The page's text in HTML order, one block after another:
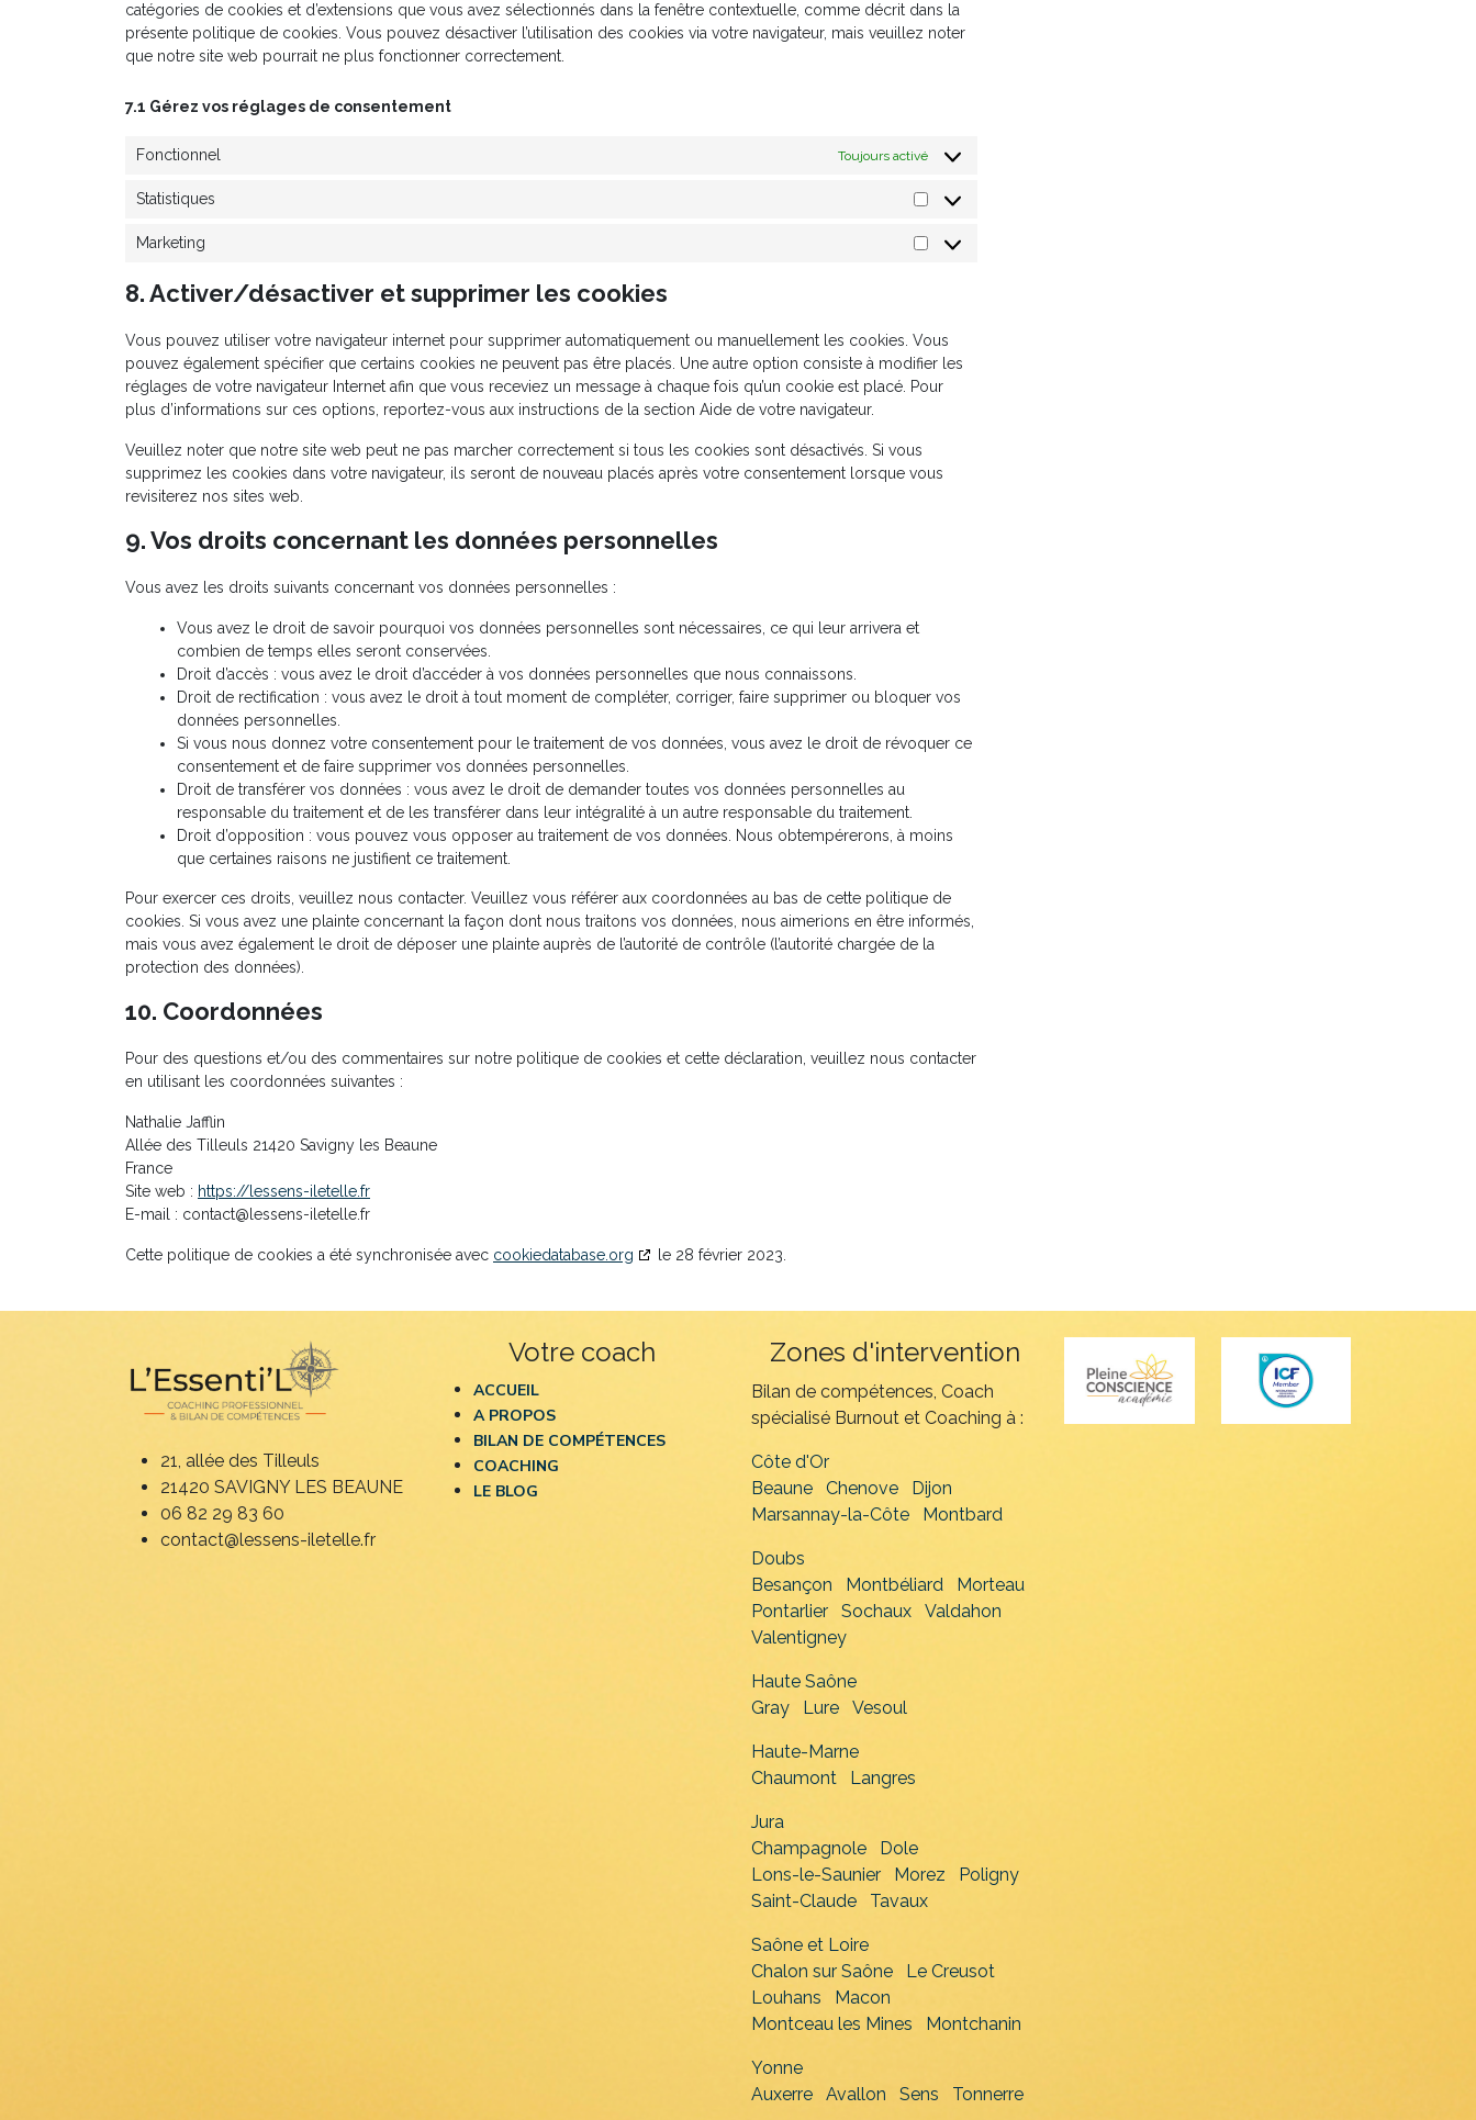
catégories de cookies et d’extensions que vous avez sélectionnés dans la fenêtre contextuelle, comme décrit dans la
présente politique de cookies. Vous pouvez désactiver l’utilisation des cookies via votre navigateur, mais veuillez noter
que notre site web pourrait ne plus fonctionner correctement.
7.1 Gérez vos réglages de consentement
Fonctionnel Toujours activé
Statistiques
Statistiques
Marketing
Marketing
8. Activer/désactiver et supprimer les cookies
Vous pouvez utiliser votre navigateur internet pour supprimer automatiquement ou manuellement les cookies. Vous
pouvez également spécifier que certains cookies ne peuvent pas être placés. Une autre option consiste à modifier les
réglages de votre navigateur Internet afin que vous receviez un message à chaque fois qu’un cookie est placé. Pour
plus d’informations sur ces options, reportez-vous aux instructions de la section Aide de votre navigateur.
Veuillez noter que notre site web peut ne pas marcher correctement si tous les cookies sont désactivés. Si vous
supprimez les cookies dans votre navigateur, ils seront de nouveau placés après votre consentement lorsque vous
revisiterez nos sites web.
9. Vos droits concernant les données personnelles
Vous avez les droits suivants concernant vos données personnelles :
Vous avez le droit de savoir pourquoi vos données personnelles sont nécessaires, ce qui leur arrivera et
combien de temps elles seront conservées.
Droit d’accès : vous avez le droit d’accéder à vos données personnelles que nous connaissons.
Droit de rectification : vous avez le droit à tout moment de compléter, corriger, faire supprimer ou bloquer vos
données personnelles.
Si vous nous donnez votre consentement pour le traitement de vos données, vous avez le droit de révoquer ce
consentement et de faire supprimer vos données personnelles.
Droit de transférer vos données : vous avez le droit de demander toutes vos données personnelles au
responsable du traitement et de les transférer dans leur intégralité à un autre responsable du traitement.
Droit d’opposition : vous pouvez vous opposer au traitement de vos données. Nous obtempérerons, à moins
que certaines raisons ne justifient ce traitement.
Pour exercer ces droits, veuillez nous contacter. Veuillez vous référer aux coordonnées au bas de cette politique de
cookies. Si vous avez une plainte concernant la façon dont nous traitons vos données, nous aimerions en être informés,
mais vous avez également le droit de déposer une plainte auprès de l’autorité de contrôle (l’autorité chargée de la
protection des données).
10. Coordonnées
Pour des questions et/ou des commentaires sur notre politique de cookies et cette déclaration, veuillez nous contacter
en utilisant les coordonnées suivantes :
Nathalie Jafflin
Allée des Tilleuls 21420 Savigny les Beaune
France
Site web : https://lessens-iletelle.fr
E-mail : rf.elleteli-snessel@tcatnoc
Cette politique de cookies a été synchronisée avec cookiedatabase.org le 28 février 2023.
21, allée des Tilleuls
21420 SAVIGNY LES BEAUNE
06 82 29 83 60
contact@lessens-iletelle.fr
Votre coach
ACCUEIL
A PROPOS
BILAN DE COMPÉTENCES
COACHING
LE BLOG
Zones d'intervention
Bilan de compétences, Coach
spécialisé Burnout et Coaching à :
Côte d'Or
Beaune
Chenove
Dijon
Marsannay-la-Côte
Montbard
Doubs
Besançon
Montbéliard
Morteau
Pontarlier
Sochaux
Valdahon
Valentigney
Haute Saône
Gray
Lure Vesoul
Haute-Marne
Chaumont
Langres
Jura
Champagnole
Dole
Lons-le-Saunier
Morez
Poligny
Saint-Claude
Tavaux
Saône et Loire
Chalon sur Saône
Le Creusot
Louhans
Macon
Montceau les Mines
Montchanin
Yonne
Auxerre
Avallon Sens Tonnerre